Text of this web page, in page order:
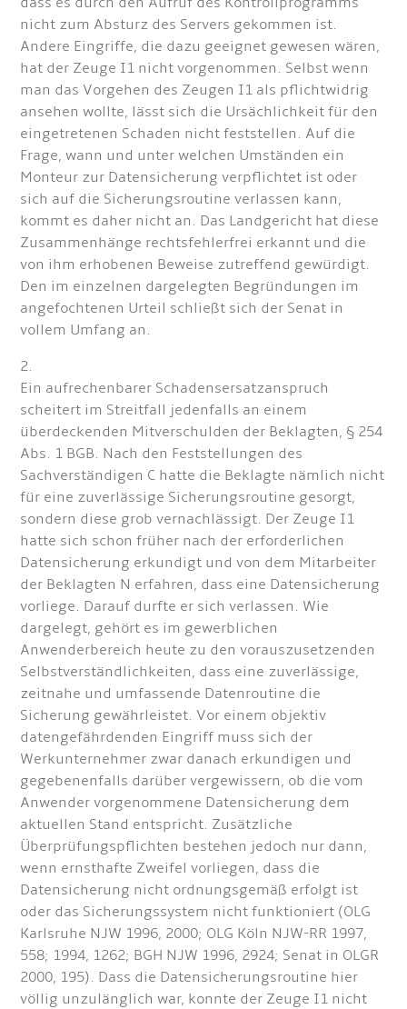
nicht zum Absturz des Servers gekommen ist.
Andere Eingriffe, die dazu geeignet gewesen wären,
hat der Zeuge I1 nicht vorgenommen. Selbst wenn
man das Vorgehen des Zeugen I1 als pflichtwidrig
ansehen wollte, lässt sich die Ursächlichkeit für den
eingetretenen Schaden nicht feststellen. Auf die
Frage, wann und unter welchen Umständen ein
Monteur zur Datensicherung verpflichtet ist oder
sich auf die Sicherungsroutine verlassen kann,
kommt es daher nicht an. Das Landgericht hat diese
Zusammenhänge rechtsfehlerfrei erkannt und die
von ihm erhobenen Beweise zutreffend gewürdigt.
Den im einzelnen dargelegten Begründungen im
angefochtenen Urteil schließt sich der Senat in
vollem Umfang an.
2.
Ein aufrechenbarer Schadensersatzanspruch
scheitert im Streitfall jedenfalls an einem
überdeckenden Mitverschulden der Beklagten, § 254
Abs. 1 BGB. Nach den Feststellungen des
Sachverständigen C hatte die Beklagte nämlich nicht
für eine zuverlässige Sicherungsroutine gesorgt,
sondern diese grob vernachlässigt. Der Zeuge I1
hatte sich schon früher nach der erforderlichen
Datensicherung erkundigt und von dem Mitarbeiter
der Beklagten N erfahren, dass eine Datensicherung
vorliege. Darauf durfte er sich verlassen. Wie
dargelegt, gehört es im gewerblichen
Anwenderbereich heute zu den vorauszusetzenden
Selbstverständlichkeiten, dass eine zuverlässige,
zeitnahe und umfassende Datenroutine die
Sicherung gewährleistet. Vor einem objektiv
datengefährdenden Eingriff muss sich der
Werkunternehmer zwar danach erkundigen und
gegebenenfalls darüber vergewissern, ob die vom
Anwender vorgenommene Datensicherung dem
aktuellen Stand entspricht. Zusätzliche
Überprüfungspflichten bestehen jedoch nur dann,
wenn ernsthafte Zweifel vorliegen, dass die
Datensicherung nicht ordnungsgemäß erfolgt ist
oder das Sicherungssystem nicht funktioniert (OLG
Karlsruhe NJW 1996, 2000; OLG Köln NJW-RR 1997,
558; 1994, 1262; BGH NJW 1996, 2924; Senat in OLGR
2000, 195). Dass die Datensicherungsroutine hier
völlig unzulänglich war, konnte der Zeuge I1 nicht